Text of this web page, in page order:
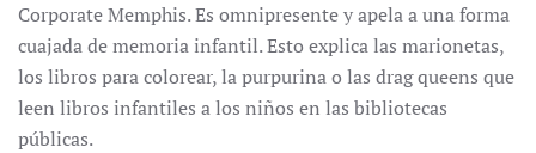
Corporate Memphis. Es omnipresente y apela a una forma
cuajada de memoria infantil. Esto explica las marionetas,
los libros para colorear, la purpurina o las drag queens que
leen libros infantiles a los niños en las bibliotecas
públicas.